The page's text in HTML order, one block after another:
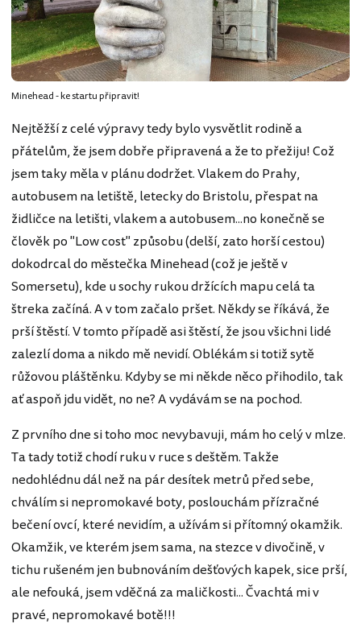
Minehead - ke startu připravit!
Nejtěžší z celé výpravy tedy bylo vysvětlit rodině a
přátelům, že jsem dobře připravená a že to přežiju! Což
jsem taky měla v plánu dodržet. Vlakem do Prahy,
autobusem na letiště, letecky do Bristolu, přespat na
židličce na letišti, vlakem a autobusem...no konečně se
člověk po "Low cost" způsobu (delší, zato horší cestou)
dokodrcal do městečka Minehead (což je ještě v
Somersetu), kde u sochy rukou držících mapu celá ta
štreka začíná. A v tom začalo pršet. Někdy se říkává, že
prší štěstí. V tomto případě asi štěstí, že jsou všichni lidé
zalezlí doma a nikdo mě nevidí. Oblékám si totiž sytě
růžovou pláštěnku. Kdyby se mi někde něco přihodilo, tak
ať aspoň jdu vidět, no ne? A vydávám se na pochod.
Z prvního dne si toho moc nevybavuji, mám ho celý v mlze.
Ta tady totiž chodí ruku v ruce s deštěm. Takže
nedohlédnu dál než na pár desítek metrů před sebe,
chválím si nepromokavé boty, poslouchám přízračné
bečení ovcí, které nevidím, a užívám si přítomný okamžik.
Okamžik, ve kterém jsem sama, na stezce v divočině, v
tichu rušeném jen bubnováním dešťových kapek, sice prší,
ale nefouká, jsem vděčná za maličkosti... Čvachtá mi v
pravé, nepromokavé botě!!!